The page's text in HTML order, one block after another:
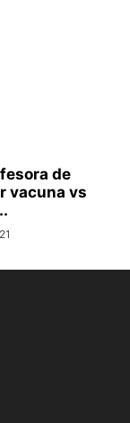
de
vacuna vs